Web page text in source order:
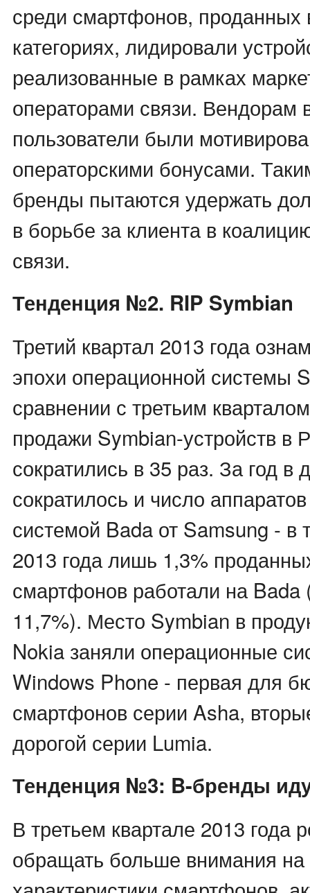
среди смартфонов, проданных
категориях, лидировали
реализованные в рамках
операторами связи. Вендорам
пользователи были
операторскими бонусами.
бренды пытаются удержать
в борьбе за клиента в
связи.
Тенденция №2. RIP Symbian
Третий квартал 2013 года
эпохи операционной системы
сравнении с третьим
продажи Symbian-устройств в
сократились в 35 раз. За год в
сократилось и число
системой Bada от Samsung - в
2013 года лишь 1,3%
смартфонов работали на Bada
11,7%). Место Symbian в
Nokia заняли операционные
Windows Phone - первая для
смартфонов серии Asha,
дорогой серии Lumia.
Тенденция №3: B-бренды
В третьем квартале 2013 года
обращать больше внимания на